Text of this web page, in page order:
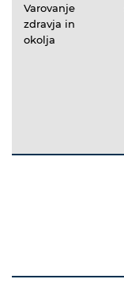
Varovanje
zdravja in
okolja